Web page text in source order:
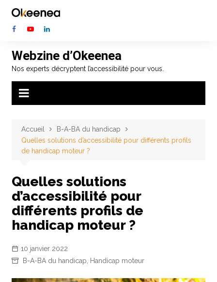
contenu
Webzine d’Okeenea
Nos experts décryptent l’accessibilité pour vous.
Accueil
B-A-BA du handicap
Quelles solutions d’accessibilité pour différents profils
de handicap moteur ?
Quelles solutions
d’accessibilité pour
différents profils de
handicap moteur ?
10 janvier 2022
B-A-BA du handicap
Handicap moteur